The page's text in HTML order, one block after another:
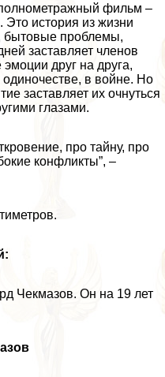
фильм –
. Это история из жизни
бытовые проблемы,
заставляет члeнов
друг на друга,
одиночестве, в войне. Но
заставляет их очнуться
глазами.
про тайну, про
конфликты”, –
Чекмaзoв. Он на 19 лет